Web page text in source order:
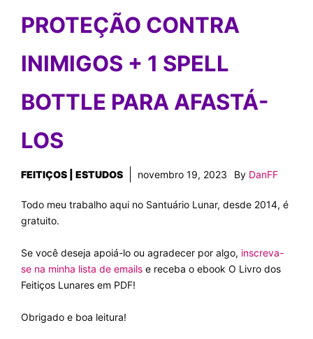
PROTEÇÃO CONTRA
INIMIGOS + 1 SPELL
BOTTLE PARA AFASTÁ-
LOS
FEITIÇOS | ESTUDOS novembro 19, 2023 By DanFF
Todo meu trabalho aqui no Santuário Lunar, desde 2014, é
gratuito.
Se você deseja apoiá-lo ou agradecer por algo, inscreva-
se na minha lista de emails e receba o ebook O Livro dos
Feitiços Lunares em PDF!
Obrigado e boa leitura!